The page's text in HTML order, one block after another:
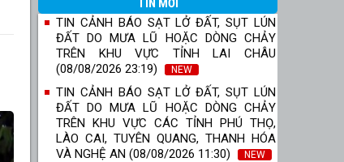
TIN MỚI
TIN CẢNH BÁO SẠT LỞ ĐẤT, SỤT LÚN
ĐẤT DO MƯA LŨ HOẶC DÒNG CHẢY
TRÊN KHU VỰC TỈNH LAI CHÂU
(08/08/2026 23:19)
NEW
TIN CẢNH BÁO SẠT LỞ ĐẤT, SỤT LÚN
ĐẤT DO MƯA LŨ HOẶC DÒNG CHẢY
TRÊN KHU VỰC CÁC TỈNH PHÚ THỌ,
LÀO CAI, TUYÊN QUANG, THANH HÓA
VÀ NGHỆ AN (08/08/2026 11:30)
NEW